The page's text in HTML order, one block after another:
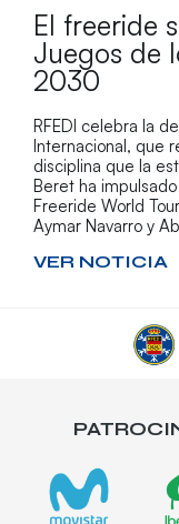
El freeride
Juegos de
2030
RFEDI celebra la
Internacional, que
disciplina que la
Beret ha
Freeride World
Aymar Navarro y
VER NOTICIA